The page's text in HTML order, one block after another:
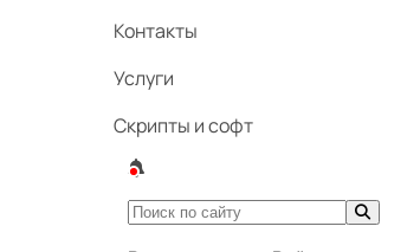
Контакты
Услуги
Скрипты и софт